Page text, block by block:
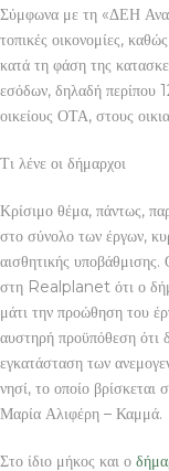
Σύμφωνα με τη «ΔΕΗ
τοπικές οικονομίες,
κατά τη φάση της
εσόδων, δηλαδή περίπου
οικείους ΟΤΑ, στους
Τι λένε οι δήμαρχοι
Κρίσιμο θέμα, πάντως,
στο σύνολο των έργων,
αισθητικής υποβάθμισης.
στη Realplanet ότι ο
μάτι την προώθηση του
αυστηρή προϋπόθεση ότι
εγκατάσταση των
νησί, το οποίο
Μαρία Αλιφέρη – Καμμά.
Στο ίδιο μήκος και ο